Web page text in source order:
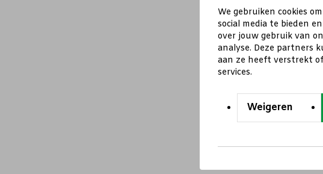
We gebruiken cookies
social media te bieden
over jouw gebruik van
analyse. Deze partners
aan ze heeft verstrekt
services.
Weigeren